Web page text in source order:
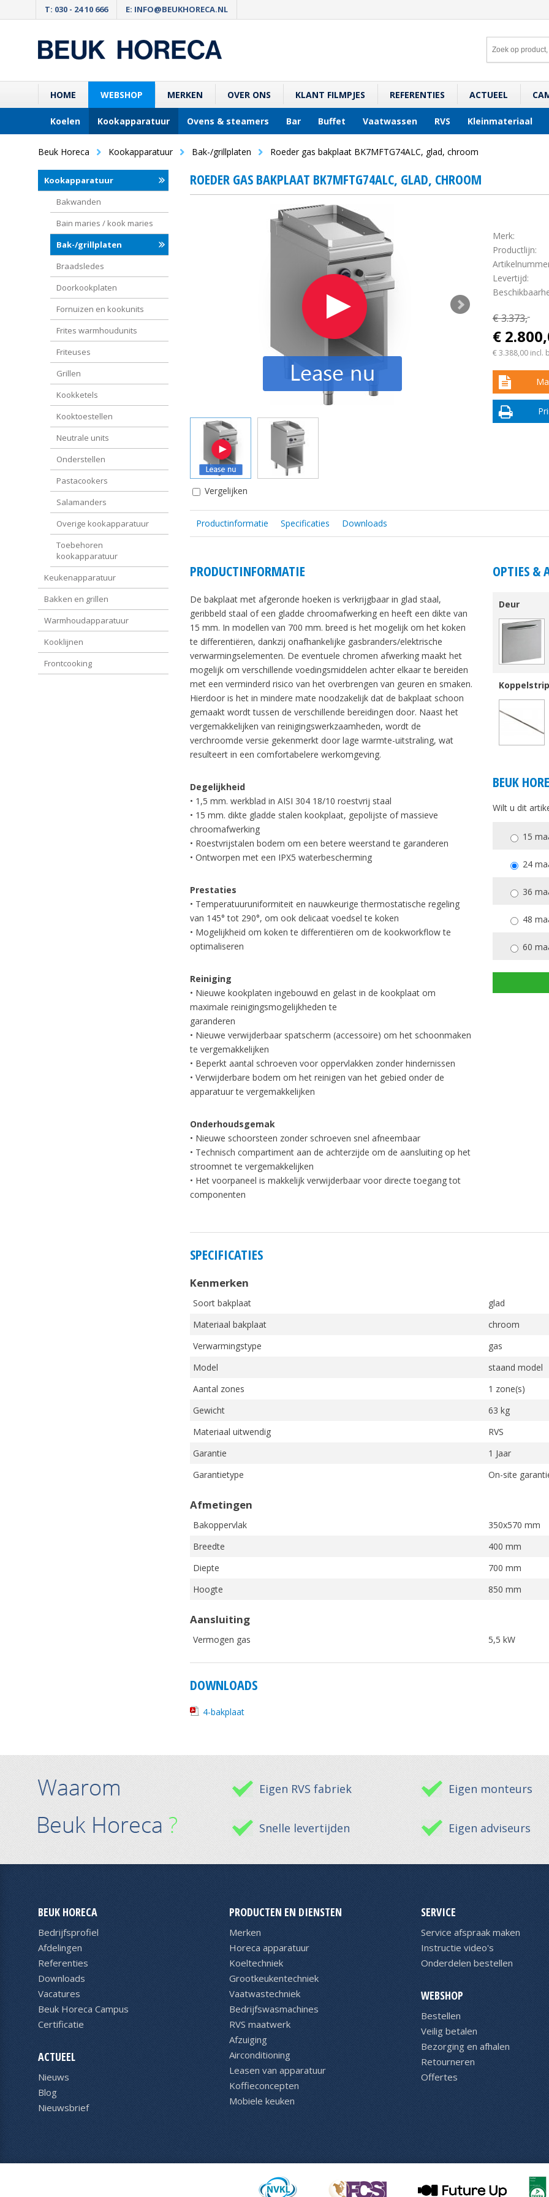
T: 030 - 24 10 666 E: INFO@BEUKHORECA.NL
HOME WEBSHOP MERKEN OVER ONS KLANT FILMPJES REFERENTIES ACTUEEL
Koelen Kookapparatuur Ovens & steamers Bar Buffet Vaatwassen RVS Kleinmateriaal
Beuk Horeca Kookapparatuur Bak-/grillplaten Roeder gas bakplaat BK7MFTG74ALC, glad, chroom
Kookapparatuur
Bakwanden
Bain maries / kook maries
Bak-/grillplaten
Braadsledes
Doorkookplaten
Fornuizen en kookunits
Frites warmhoudunits
Friteuses
Grillen
Kookketels
Kooktoestellen
Neutrale units
Onderstellen
Pastacookers
Salamanders
Overige kookapparatuur
Toebehoren
kookapparatuur
Keukenapparatuur
Bakken en grillen
Warmhoudapparatuur
Kooklijnen
Frontcooking
ROEDER GAS BAKPLAAT BK7MFTG74ALC, GLAD, CHROOM
Vergelijken
Merk:
Productlijn:
Levertijd:
€ 3.373,-
€
€ 3.388,00incl.
Productinformatie Specificaties Downloads
PRODUCTINFORMATIE
De bakplaat met afgeronde hoeken is verkrijgbaar in glad staal,
geribbeld staal of een gladde chroomafwerking en heeft een dikte van
15 mm. In modellen van 700 mm. breed is het mogelijk om het koken
te differentiëren, dankzij onafhankelijke gasbranders/elektrische
verwarmingselementen. De eventuele chromen afwerking maakt het
mogelijk om verschillende voedingsmiddelen achter elkaar te bereiden
met een verminderd risico van het overbrengen van geuren en smaken.
Hierdoor is het in mindere mate noodzakelijk dat de bakplaat schoon
gemaakt wordt tussen de verschillende bereidingen door. Naast het
vergemakkelijken van reinigingswerkzaamheden, wordt de
verchroomde versie gekenmerkt door lage warmte-uitstraling, wat
resulteert in een comfortabelere werkomgeving.
Degelijkheid
• 1,5 mm. werkblad in AISI 304 18/10 roestvrij staal
• 15 mm. dikte gladde stalen kookplaat, gepolijste of massieve
chroomafwerking
• Roestvrijstalen bodem om een betere weerstand te garanderen
• Ontworpen met een IPX5 waterbescherming
Prestaties
• Temperatuuruniformiteit en nauwkeurige thermostatische regeling
van 145° tot 290°, om ook delicaat voedsel te koken
• Mogelijkheid om koken te differentiëren om de kookworkflow te
optimaliseren
Reiniging
• Nieuwe kookplaten ingebouwd en gelast in de kookplaat om
maximale reinigingsmogelijkheden te
garanderen
• Nieuwe verwijderbaar spatscherm (accessoire) om het schoonmaken
te vergemakkelijken
• Beperkt aantal schroeven voor oppervlakken zonder hindernissen
• Verwijderbare bodem om het reinigen van het gebied onder de
apparatuur te vergemakkelijken
Onderhoudsgemak
• Nieuwe schoorsteen zonder schroeven snel afneembaar
• Technisch compartiment aan de achterzijde om de aansluiting op het
stroomnet te vergemakkelijken
• Het voorpaneel is makkelijk verwijderbaar voor directe toegang tot
componenten
OPTIES &
Deur
Koppelstrip
BEUK
Wilt u dit
15
24
36
48
60
SPECIFICATIES
Kenmerken
Soort bakplaat
glad
Materiaal bakplaat
chroom
Verwarmingstype
gas
Model
staand model
Aantal zones
1 zone(s)
Gewicht
63 kg
Materiaal uitwendig
RVS
Garantie
1 Jaar
Garantietype
On-site
Afmetingen
Bakoppervlak
350x570 mm
Breedte
400 mm
Diepte
700 mm
Hoogte
850 mm
Aansluiting
Vermogen gas 5,5 kW
DOWNLOADS
4-bakplaat
Eigen RVS fabriek
Snelle levertijden
Eigen monteurs
Eigen adviseurs
BEUK HORECA
Bedrijfsprofiel
Afdelingen
Referenties
Downloads
Vacatures
Beuk Horeca Campus
Certificatie
ACTUEEL
Nieuws
Blog
Nieuwsbrief
PRODUCTEN EN DIENSTEN
Merken
Horeca apparatuur
Koeltechniek
Grootkeukentechniek
Vaatwastechniek
Bedrijfswasmachines
RVS maatwerk
Afzuiging
Airconditioning
Leasen van apparatuur
Koffieconcepten
Mobiele keuken
SERVICE
Service afspraak maken
Instructie video's
Onderdelen bestellen
WEBSHOP
Bestellen
Veilig betalen
Bezorging en afhalen
Retourneren
Offertes